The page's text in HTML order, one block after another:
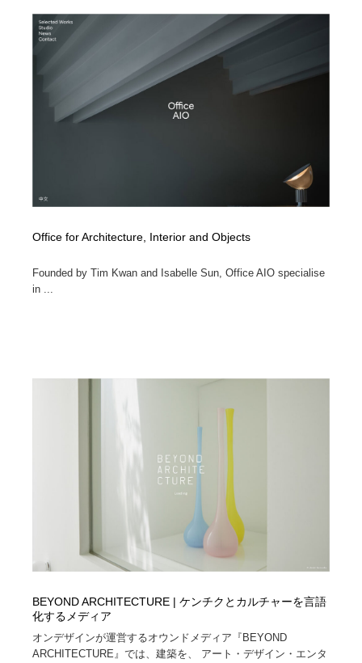
Office for Architecture, Interior and Objects
Founded by Tim Kwan and Isabelle Sun, Office AIO specialise
in ...
BEYOND ARCHITECTURE | ケンチクとカルチャーを言語
化するメディア
オンデザインが運営するオウンドメディア『BEYOND
ARCHITECTURE』では、建築を、 アート・デザイン・エンタ